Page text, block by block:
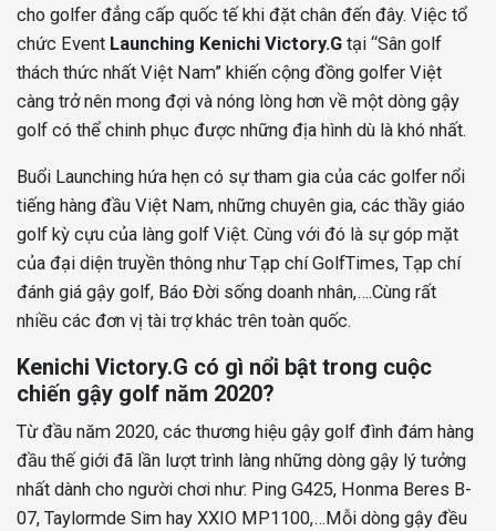
cho golfer đẳng cấp quốc tế khi đặt chân đến đây. Việc tổ
chức Event Launching Kenichi Victory.G tại “Sân golf
thách thức nhất Việt Nam” khiến cộng đồng golfer Việt
càng trở nên mong đợi và nóng lòng hơn về một dòng gậy
golf có thể chinh phục được những địa hình dù là khó nhất.
Buổi Launching hứa hẹn có sự tham gia của các golfer nổi
tiếng hàng đầu Việt Nam, những chuyên gia, các thầy giáo
golf kỳ cựu của làng golf Việt. Cùng với đó là sự góp mặt
của đại diện truyền thông như Tạp chí GolfTimes, Tạp chí
đánh giá gậy golf, Báo Đời sống doanh nhân,….Cùng rất
nhiều các đơn vị tài trợ khác trên toàn quốc.
Kenichi Victory.G có gì nổi bật trong cuộc
chiến gậy golf năm 2020?
Từ đầu năm 2020, các thương hiệu gậy golf đình đám hàng
đầu thế giới đã lần lượt trình làng những dòng gậy lý tưởng
nhất dành cho người chơi như: Ping G425, Honma Beres B-
07, Taylormde Sim hay XXIO MP1100,…Mỗi dòng gậy đều